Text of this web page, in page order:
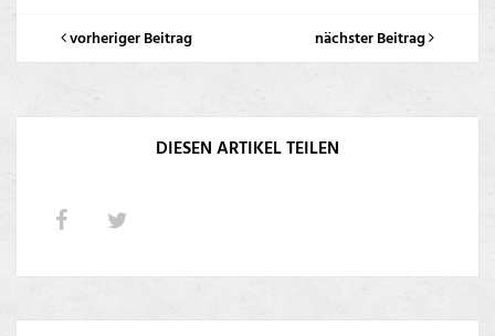
vorheriger Beitrag nächster Beitrag
DIESEN ARTIKEL TEILEN